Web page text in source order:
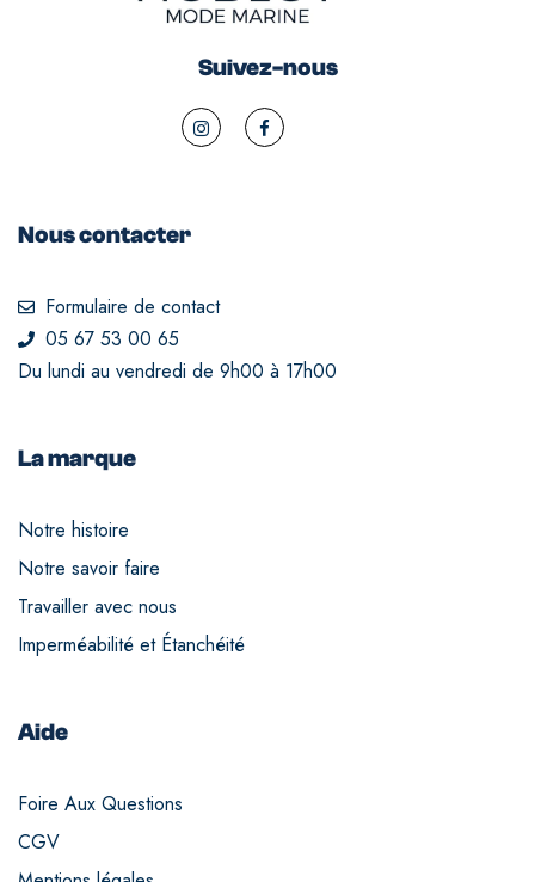
Suivez-nous
Nous contacter
Formulaire de contact
05 67 53 00 65
Du lundi au vendredi de 9h00 à 17h00
La marque
Notre histoire
Notre savoir faire
Travailler avec nous
Imperméabilité et Étanchéité
Aide
Foire Aux Questions
CGV